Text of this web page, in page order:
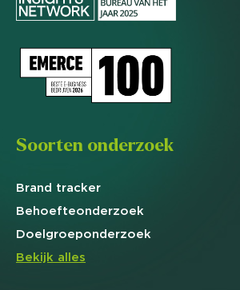
Soorten onderzoek
Brand tracker
Behoefteonderzoek
Doelgroeponderzoek
Bekijk alles